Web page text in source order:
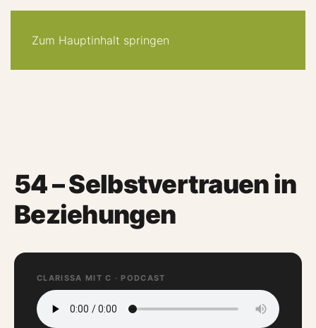
Zum Hauptinhalt springen
54 – Selbstvertrauen in
Beziehungen
CLARISSA MIT C · PODCAST